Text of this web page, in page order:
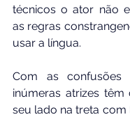
técnicos o ator não
as regras
usar a língua.
Com as
inúmeras atrizes
seu lado na treta com